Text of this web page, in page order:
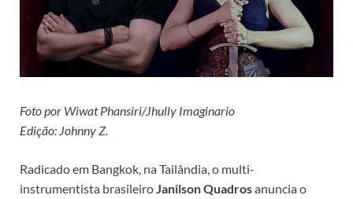
Foto por Wiwat Phansiri/Jhully Imaginario
Edição: Johnny Z.
Radicado em Bangkok, na Tailândia, o multi-
instrumentista brasileiroJanilson Quadrosanuncia o